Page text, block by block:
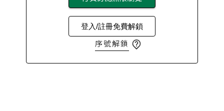
登入/註冊免費解鎖
序號解鎖